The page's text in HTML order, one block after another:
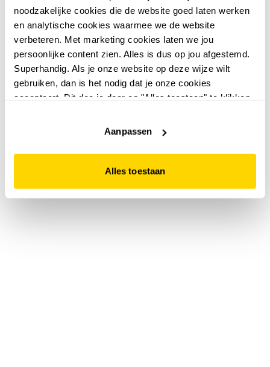
noodzakelijke cookies die de website goed laten werken
en analytische cookies waarmee we de website
verbeteren. Met marketing cookies laten we jou
persoonlijke content zien. Alles is dus op jou afgestemd.
Superhandig. Als je onze website op deze wijze wilt
gebruiken, dan is het nodig dat je onze cookies
accepteert. Dit doe je door op "Alles toestaan" te klikken.
website niet optimaal functioneert.
Aanpassen
Alles toestaan